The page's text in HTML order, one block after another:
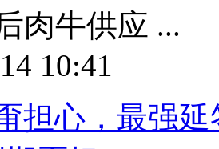
肉牛供应 ...
10:41
担心，最强